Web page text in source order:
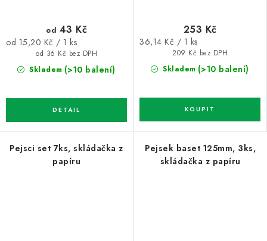
Skladem (>10 balení)
od 36 Kč bez DPH
od 43 Kč
Měrná
od 15,20 Kč / 1 ks
Skladem (>10 balení)
209 Kč bez DPH
253 Kč
Měrná
36,14 Kč / 1 ks
Pejsci set 7ks, skládačka z
papíru
Pejsek baset 125mm, 3ks,
skládačka z papíru